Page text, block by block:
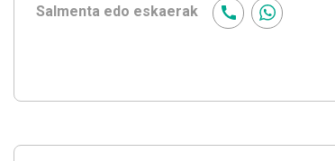
Salmenta edo eskaerak